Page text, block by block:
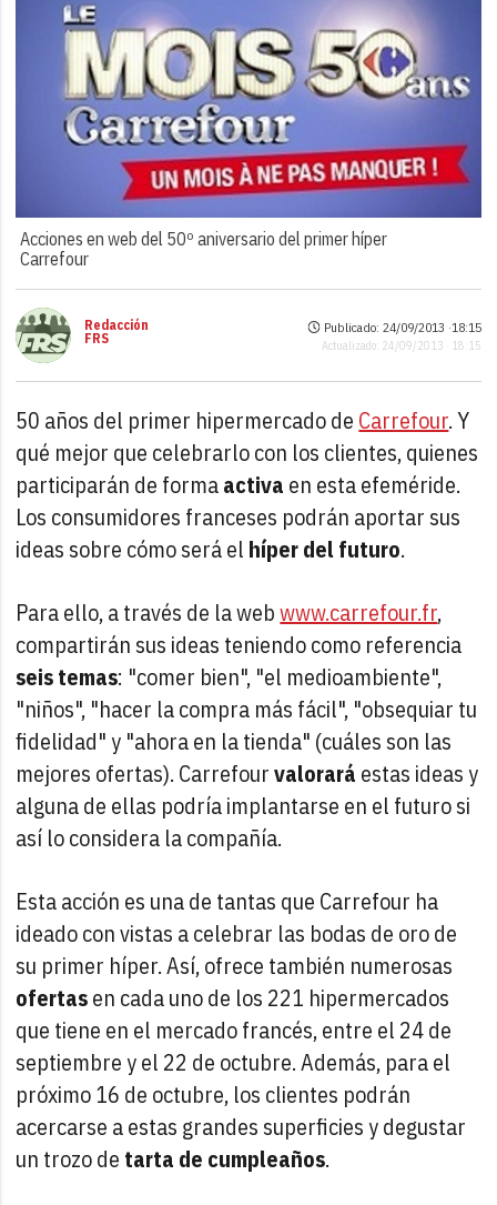
Acciones en web del 50º aniversario del primer híper
Carrefour
Redacción
FRS
Publicado: 24/09/2013 ·18:15
Actualizado: 24/09/2013 · 18:15
50 años del primer hipermercado de Carrefour. Y
qué mejor que celebrarlo con los clientes, quienes
participarán de formaactiva en esta efeméride.
Los consumidores franceses podrán aportar sus
ideas sobre cómo será el híper del futuro.
Para ello, a través de la webwww.carrefour.fr,
compartirán sus ideas teniendo como referencia
seis temas: "comer bien", "el medioambiente",
"niños", "hacer la compra más fácil", "obsequiar tu
fidelidad" y "ahora en la tienda" (cuáles son las
mejores ofertas). Carrefourvalorará estas ideas y
alguna de ellas podría implantarse en el futuro si
así lo considera la compañía.
Esta acción es una de tantas que Carrefour ha
ideado con vistas a celebrar las bodas de oro de
su primer híper. Así, ofrece también numerosas
ofertasen cada uno de los 221 hipermercados
que tiene en el mercado francés, entre el 24 de
septiembre y el 22 de octubre. Además, para el
próximo 16 de octubre, los clientes podrán
acercarse a estas grandes superficies y degustar
un trozo de tarta de cumpleaños.